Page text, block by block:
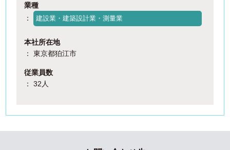
業種
：
建設業・建築設計業・測量業
本社所在地
： 東京都狛江市
従業員数
： 32人